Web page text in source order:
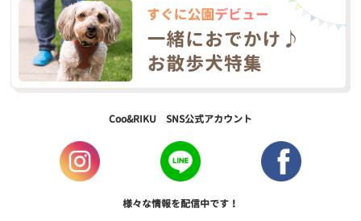
Coo&RIKU SNS公式アカウント
様々な情報を配信中です！